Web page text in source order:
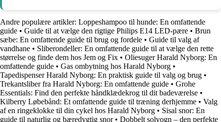
Andre populære artikler: Loppeshampoo til hunde: En omfattende
guide • Guide til at vælge den rigtige Philips E14 LED-pære • Brun
sæbe: En omfattende guide til brug og fordele • Guide til valg af
vandhane • Sliberondeller: En omfattende guide til at vælge den rette
størrelse og finde dem hos Jem og Fix • Oliesuger Harald Nyborg: En
omfattende guide • Gas ombytning hos Harald Nyborg •
Tapedispenser Harald Nyborg: En praktisk guide til valg og brug •
Trekantsliber fra Harald Nyborg: En omfattende guide • Grohe
Essentials: Find den perfekte håndklædekrog til dit badeværelse •
Kilberry Løbebånd: Et omfattende guide til træning derhjemme • Valg
af en ringeklokke til din cykel hos Harald Nyborg • Sisal snor: En
guide til naturlig og bæredygtig snor• Dobbelt solvogn – den perfekte